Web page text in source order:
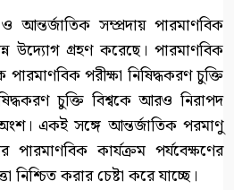
আন্তর্জাতিক সম্প্রদায় পারমাণবিক
উদ্যোগ গ্রহণ করেছে। পারমাণবিক
পারমাণবিক পরীক্ষা নিষিদ্ধকরণ চুক্তি
চুক্তি বিশ্বকে আরও নিরাপদ
একই সঙ্গে আন্তর্জাতিক পরমাণু
পারমাণবিক কার্যক্রম পর্যবেক্ষণের
নিশ্চিত করার চেষ্টা করে যাচ্ছে।